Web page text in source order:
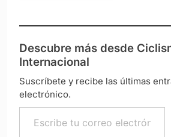
Descubre más desde
Internacional
Suscríbete y recibe las últimas
electrónico.
Escribe tu correo electrónico…